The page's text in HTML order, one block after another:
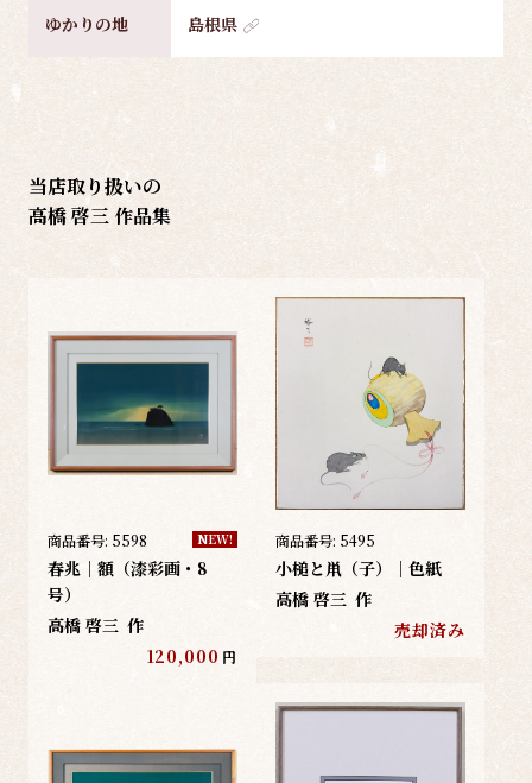
ゆかりの地 島根県
当店取り扱いの
高橋 啓三 作品集
商品番号: 5598 NEW!
春兆｜額（漆彩画・8
号）
高橋 啓三 作
120,000 円
商品番号: 5495
小槌と鼡（子）｜色紙
高橋 啓三 作
売却済み